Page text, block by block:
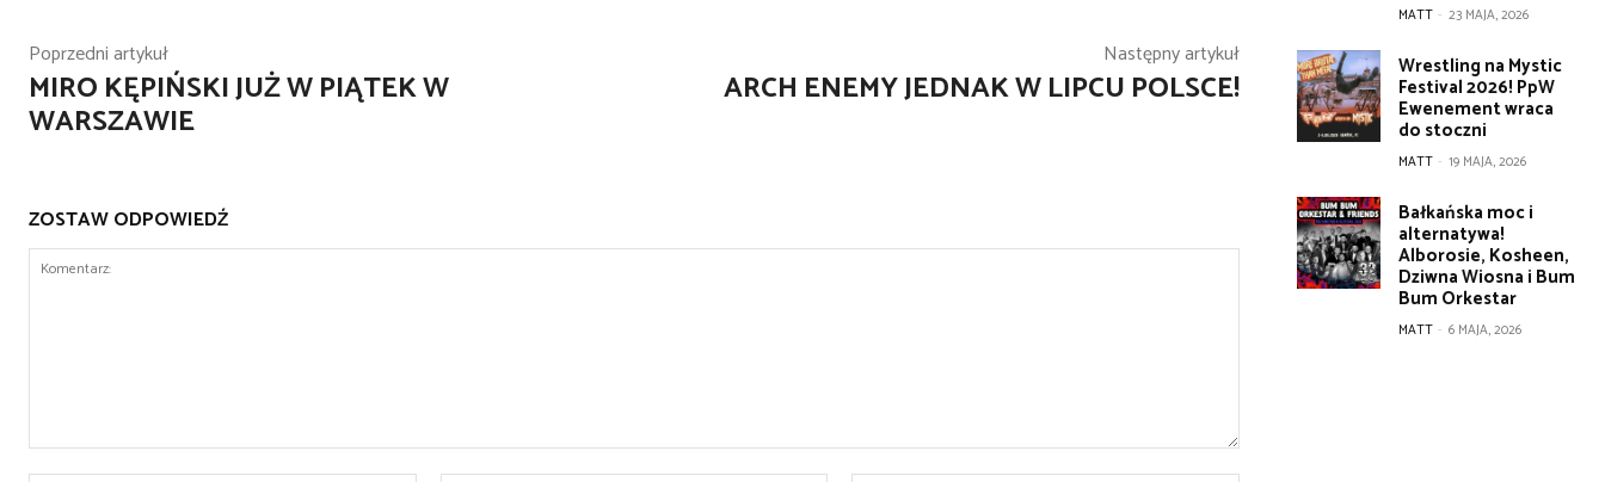
Poprzedni artykuł
MIRO KĘPIŃSKI JUŻ W PIĄTEK W
WARSZAWIE
Następny artykuł
ARCH ENEMY JEDNAK W LIPCU POLSCE!
ZOSTAW ODPOWIEDŹ
MATT - 23 MAJA, 2026
Wrestling na Mystic
Festival 2026! PpW
Ewenement wraca
do stoczni
MATT - 19 MAJA, 2026
Bałkańska moc i
alternatywa!
Alborosie, Kosheen,
Dziwna Wiosna i Bum
Bum Orkestar
MATT - 6 MAJA, 2026